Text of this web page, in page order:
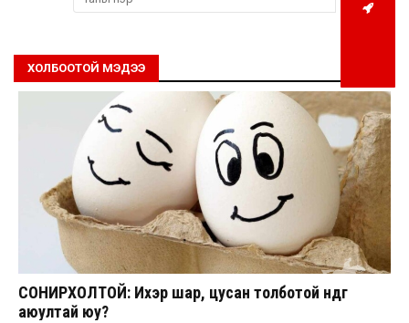
ХОЛБООТОЙ МЭДЭЭ
СОНИРХОЛТОЙ: Ихэр шар, цусан толботой өндөг
аюултай юу?